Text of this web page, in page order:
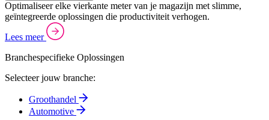
Optimaliseer elke vierkante meter van je magazijn met slimme,
geïntegreerde oplossingen die productiviteit verhogen.
Lees meer
Branchespecifieke Oplossingen
Selecteer jouw branche:
Groothandel
Automotive